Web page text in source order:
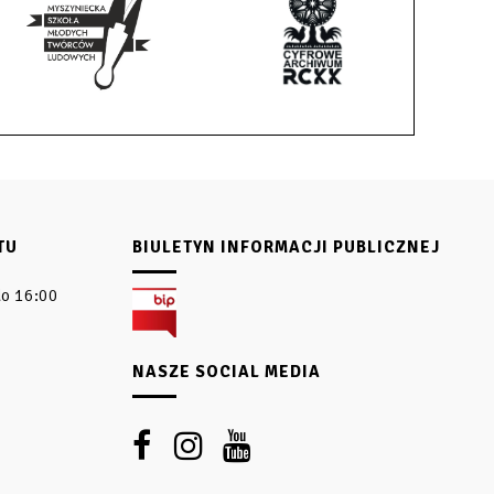
16:00
BIULETYN INFORMACJI PUBLICZNEJ
NASZE SOCIAL MEDIA